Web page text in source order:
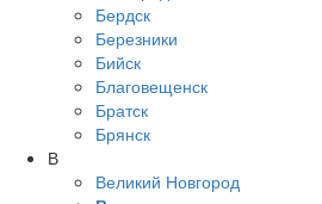
Бердск
Березники
Бийск
Благовещенск
Братск
Брянск
В
Великий Новгород